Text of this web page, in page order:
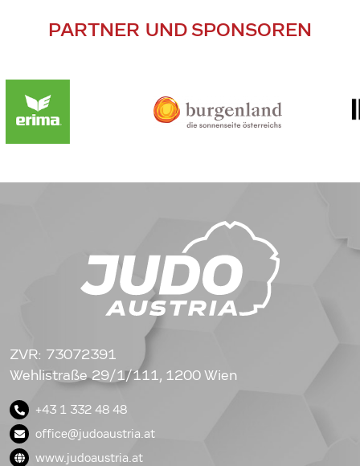
PARTNER UND SPONSOREN
ZVR: 73072391
Wehlistraße 29/1/111, 1200 Wien
+43 1 332 48 48
office@judoaustria.at
www.judoaustria.at